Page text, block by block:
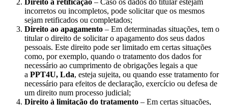
incorretos ou incompletos, pode solicitar que os mesmos
sejam retificados ou completados;
Direito ao apagamento – Em determinadas situações, tem o
titular o direito de solicitar o apagamento dos seus dados
pessoais. Este direito pode ser limitado em certas situações
como, por exemplo, quando o tratamento dos dados for
necessário ao cumprimento de obrigações legais a que
a PPT4U, Lda, esteja sujeita, ou quando esse tratamento for
necessário para efeitos de declaração, exercício ou defesa de
um direito num processo judicial;
Direito à limitação do tratamento – Em certas situações,